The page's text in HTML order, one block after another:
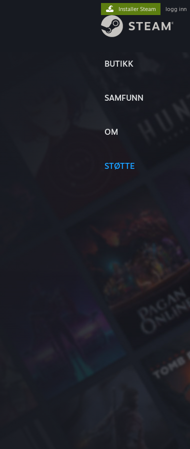
BUTIKK
SAMFUNN
OM
STØTTE
Installer Steam logg inn